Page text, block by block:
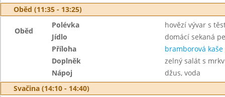
Oběd (11:35 - 13:25)
Oběd
Polévka
hovězí vývar s
Jídlo
domácí sekaná
Příloha
bramborová kaše
Doplněk
zelný salát s
Nápoj
džus, voda
Svačina (14:10 - 14:40)